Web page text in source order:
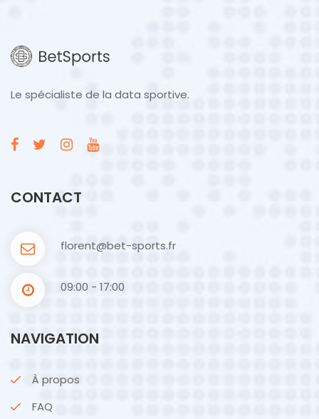
Le spécialiste de la data sportive.
CONTACT
florent@bet-sports.fr
09:00 - 17:00
NAVIGATION
À propos
FAQ